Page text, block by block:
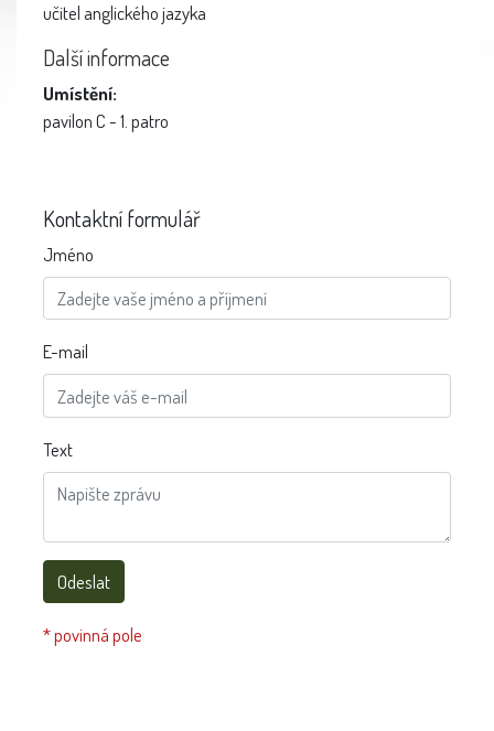
učitel anglického jazyka
Další informace
Umístění:
pavilon C - 1. patro
Kontaktní formulář
Jméno
E-mail
Text
* povinná pole